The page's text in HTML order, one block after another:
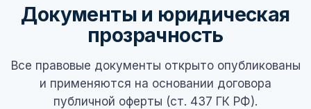
Документы и юридическая
прозрачность
Все правовые документы открыто опубликованы
и применяются на основании договора
публичной оферты (ст. 437 ГК РФ).